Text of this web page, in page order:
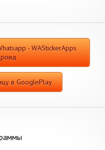
- WAStickerApps
в GooglePlay